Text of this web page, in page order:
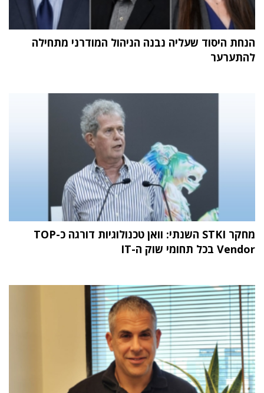
הנחת היסוד שעליה נבנה הניהול המודרני מתחילה
להתערער
מחקר STKI השנתי: וואן טכנולוגיות דורגה כ-TOP
Vendor בכל תחומי שוק ה-IT